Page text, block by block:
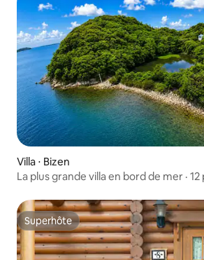
Villa ⋅ Bizen
La plus grande villa en bord de mer ·
Superhôte
Superhôte